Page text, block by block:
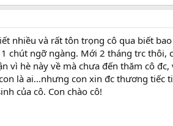
nhiều và rất tôn trọng cô qua biết
chút ngỡ ngàng. Mới 2 tháng trc thôi,
vì hè này về mà chưa đến thăm cô
là ai...nhưng con xin đc thương tiếc
của cô. Con chào cô!